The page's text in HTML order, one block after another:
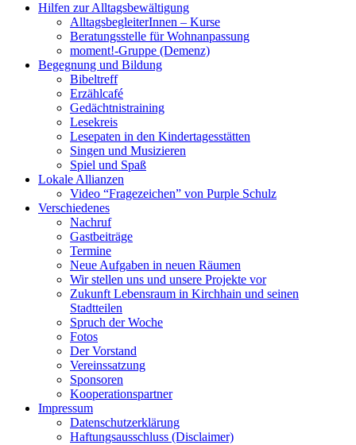
Hilfen zur Alltagsbewältigung
AlltagsbegleiterInnen – Kurse
Beratungsstelle für Wohnanpassung
moment!-Gruppe (Demenz)
Begegnung und Bildung
Bibeltreff
Erzählcafé
Gedächtnistraining
Lesekreis
Lesepaten in den Kindertagesstätten
Singen und Musizieren
Spiel und Spaß
Lokale Allianzen
Video “Fragezeichen” von Purple Schulz
Verschiedenes
Nachruf
Gastbeiträge
Termine
Neue Aufgaben in neuen Räumen
Wir stellen uns und unsere Projekte vor
Zukunft Lebensraum in Kirchhain und seinen
Stadtteilen
Spruch der Woche
Fotos
Der Vorstand
Vereinssatzung
Sponsoren
Kooperationspartner
Impressum
Datenschutzerklärung
Haftungsausschluss (Disclaimer)